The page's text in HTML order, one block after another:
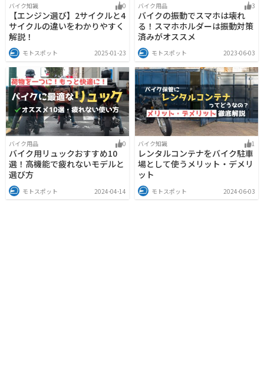
バイク知識 0
【エンジン選び】2サイクルと4
サイクルの違いをわかりやすく
解説！
モトスポット 2025-01-23
バイク用品 3
バイクの振動でスマホは壊れ
る！スマホホルダーは振動対策
済みがオススメ
モトスポット 2023-06-03
バイク用品 0
バイク用リュックおすすめ10
選！高機能で疲れないモデルと
選び方
モトスポット 2024-04-14
バイク知識 1
レンタルコンテナをバイク駐車
場として使うメリット・デメリ
ット
モトスポット 2024-06-03